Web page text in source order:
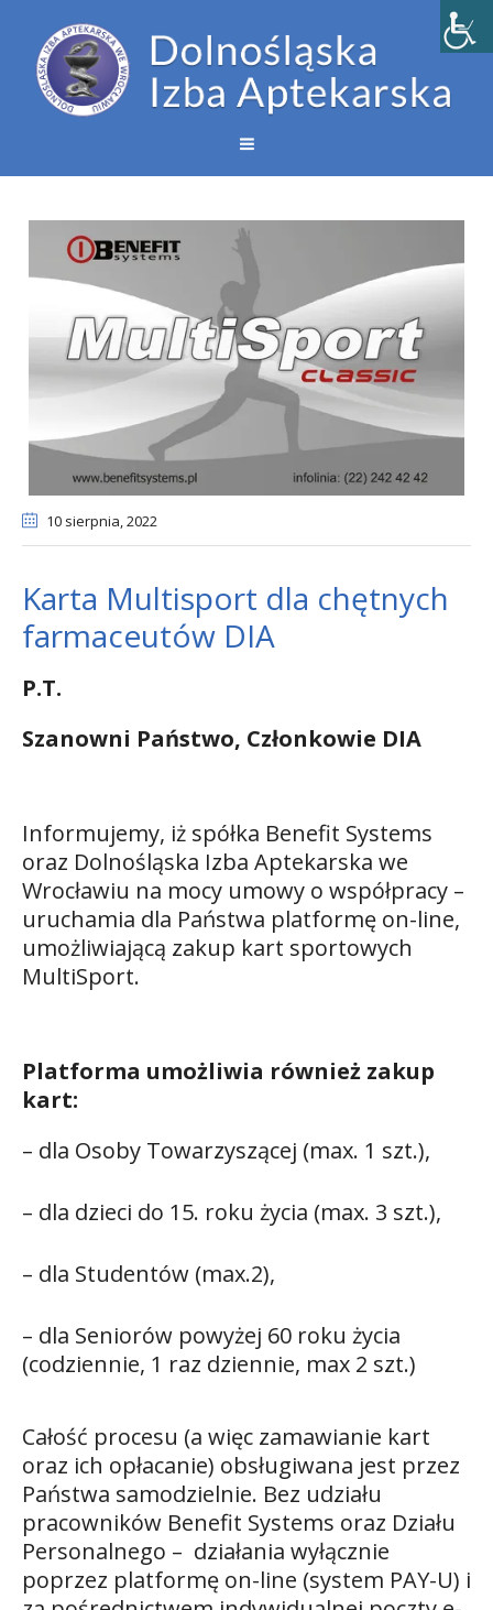
10 sierpnia, 2022
Karta Multisport dla chętnych
farmaceutów DIA
P.T.
Szanowni Państwo, Członkowie DIA
Informujemy, iż spółka Benefit Systems
oraz Dolnośląska Izba Aptekarska we
Wrocławiu na mocy umowy o współpracy –
uruchamia dla Państwa platformę on-line,
umożliwiającą zakup kart sportowych
MultiSport.
Platforma umożliwia również zakup
kart:
– dla Osoby Towarzyszącej (max. 1 szt.),
– dla dzieci do 15. roku życia (max. 3 szt.),
– dla Studentów (max.2),
– dla Seniorów powyżej 60 roku życia
(codziennie, 1 raz dziennie, max 2 szt.)
Całość procesu (a więc zamawianie kart
oraz ich opłacanie) obsługiwana jest przez
Państwa samodzielnie. Bez udziału
pracowników Benefit Systems oraz Działu
Personalnego – działania wyłącznie
poprzez platformę on-line (system PAY-U) i